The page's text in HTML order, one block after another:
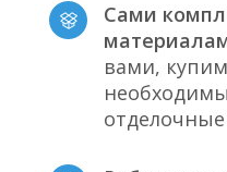
Сами
вами,